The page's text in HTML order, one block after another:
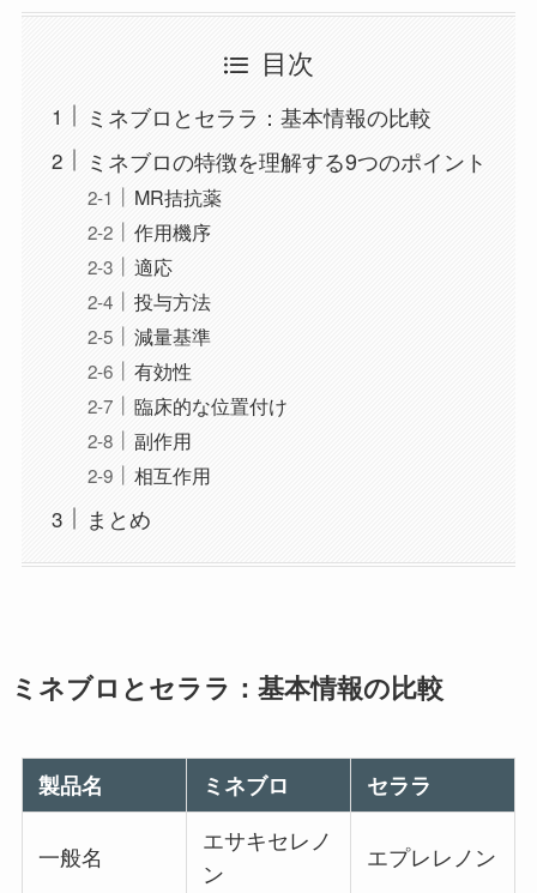
目次
ミネブロとセララ：基本情報の比較
ミネブロの特徴を理解する9つのポイント
MR拮抗薬
作用機序
適応
投与方法
減量基準
有効性
臨床的な位置付け
副作用
相互作用
まとめ
ミネブロとセララ：基本情報の比較
製品名 ミネブロ セララ
一般名
エサキセレノ
ン
エプレレノン